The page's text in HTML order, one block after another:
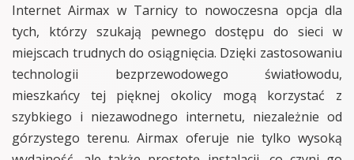
Internet Airmax w Tarnicy to nowoczesna opcja dla
tych, którzy szukają pewnego dostępu do sieci w
miejscach trudnych do osiągnięcia. Dzięki zastosowaniu
technologii bezprzewodowego światłowodu,
mieszkańcy tej pięknej okolicy mogą korzystać z
szybkiego i niezawodnego internetu, niezależnie od
górzystego terenu. Airmax oferuje nie tylko wysoką